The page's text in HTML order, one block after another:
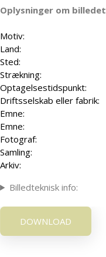
Oplysninger om billedet
Motiv:
Land:
Sted:
Strækning:
Optagelsestidspunkt:
Driftsselskab eller fabrik:
Emne:
Emne:
Fotograf:
Samling:
Arkiv:
Billedteknisk info:
DOWNLOAD